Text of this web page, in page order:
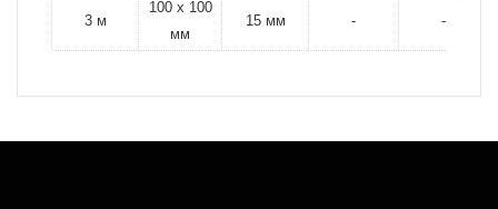
3 м
100 х 100
мм
15 мм - -